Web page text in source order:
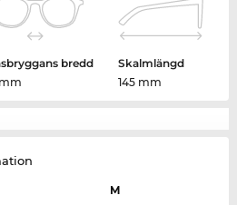
bredd
Skalmlängd
145 mm
M